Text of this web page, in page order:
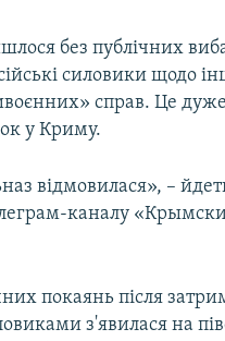
без публічних
силовики щодо
справ. Це дуже
у Криму.
відмовилася», –
каналу
покаянь після
з'явилася на